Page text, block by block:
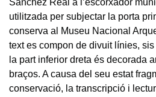
Sánchez Real a l’escorxador
utilitzada per subjectar la porta
conserva al Museu Nacional
text es compon de divuit línies,
la part inferior dreta és decorada
braços. A causa del seu estat
conservació, la transcripció i